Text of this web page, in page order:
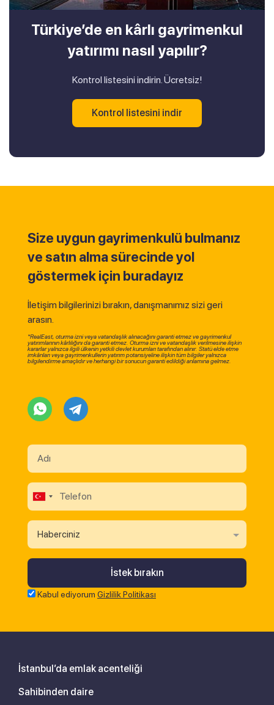
Türkiye’de en kârlı gayrimenkul
yatırımı nasıl yapılır?
Kontrol listesini indirin. Ücretsiz!
Kontrol listesini indir
Size uygun gayrimenkulü bulmanız
ve satın alma sürecinde yol
göstermek için buradayız
İletişim bilgilerinizi bırakın, danışmanımız sizi geri
arasın.
*RealEast, oturma izni veya vatandaşlık alınacağını garanti etmez ve gayrimenkul
yatırımlarının kârlılığını da garanti etmez. Oturma izni ve vatandaşlık verilmesine ilişkin
kararlar yalnızca ilgili ülkenin yetkili devlet kurumları tarafından alınır. Statü elde etme
imkânları veya gayrimenkullerin yatırım potansiyeline ilişkin tüm bilgiler yalnızca
bilgilendirme amaçlıdır ve herhangi bir sonucun garanti edildiği anlamına gelmez.
Haberciniz
Kabul ediyorum Gizlilik Politikası
İstanbul’da emlak acenteliği
Sahibinden daire